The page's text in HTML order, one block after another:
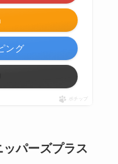
ング
ポチップ
パーズプラス